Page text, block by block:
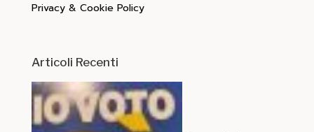
Privacy & Cookie Policy
Articoli Recenti